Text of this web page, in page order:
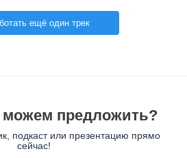
ещё один трек
предложить?
подкаст или презентацию прямо
сейчас!